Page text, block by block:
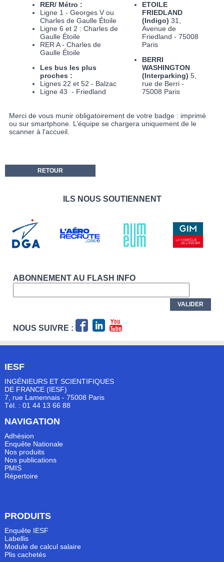
RER/ Métro :
Ligne 1 - Georges V ou
Charles de Gaulle Étoile
Ligne 6 et 2 : Charles de
Gaulle Étoile
RER A - Charles de
Gaulle Étoile
Les bus les plus
proches :
Lignes 22 et 52 - Balzac
Ligne 43 - Friedland
ETOILE
FRIEDLAND
(Indigo)31,
Avenue de
Friedland - 75008
Paris
BERRI
WASHINGTON
(Interparking)5,
rue de Berri -
75008 Paris
Merci de vous munir obligatoirement de votre badge : imprimé
ou sur smartphone. L’équipe se chargera uniquement de le
scanner à l'accueil.
RETOUR
ILS NOUS SOUTIENNENT
ABONNEMENT AU FLASH INFO
NOUS SUIVRE :
IESF
INGÉNIEURS ET SCIENTIFIQUES
DE FRANCE (IESF)
7, rue Lamennais - 75008 Paris
Tél. : 01 44 13 66 88
NAVIGATION
Adhésion
Enquête Nationale
Nos produits
Nos publications
PMIS
Répertoire
PRODUITS
Enquête IESF
Labellis
Module de calcul salaire
Plis cachetés